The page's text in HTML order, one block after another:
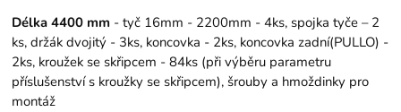
Délka 4400 mm - tyč 16mm - 2200mm - 4ks, spojka tyče – 2
ks, držák dvojitý - 3ks, koncovka - 2ks, koncovka zadní(PULLO) -
2ks, kroužek se skřipcem - 84ks (při výběru parametru
příslušenství s kroužky se skřipcem), šrouby a hmoždinky pro
montáž